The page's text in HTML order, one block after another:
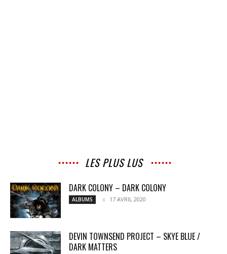
LES PLUS LUS
DARK COLONY – DARK COLONY
ALBUMS 17 AVRIL 2020
DEVIN TOWNSEND PROJECT – SKYE BLUE /
DARK MATTERS